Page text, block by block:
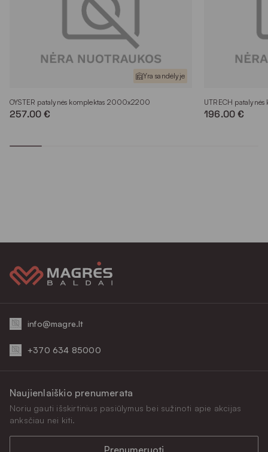
Yra sandėlyje
OYSTER patalynės komplektas 2000x2200
257.00 €
UTRECH
196.00 €
info@magre.lt
+370 634 85000
Naujienlaiškio prenumerata
Noriu gauti išskirtinius pasiūlymus bei sužinoti apie akcijas
anksčiau nei kiti.
Prenumeruoti